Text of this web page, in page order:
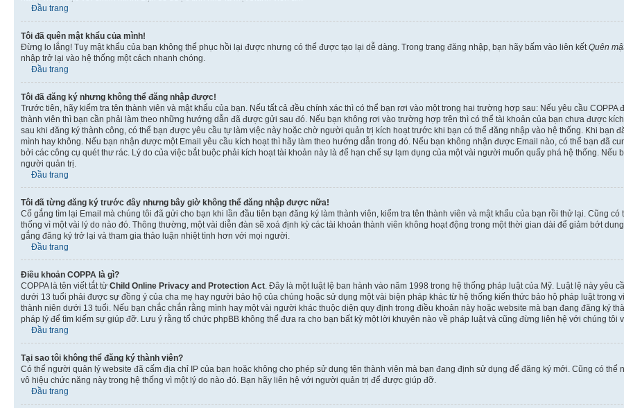
Đầu trang
Tôi đã quên mật khẩu của mình!
Đừng lo lắng! Tuy mật khẩu của bạn không thể phục hồi lại được nhưng có thể được tạo lại dễ dàng. Trong trang đăng nhập, bạn hãy bấm vào liên kết Quên
nhập trở lại vào hệ thống một cách nhanh chóng.
Đầu trang
Tôi đã đăng ký nhưng không thể đăng nhập được!
Trước tiên, hãy kiểm tra tên thành viên và mật khẩu của bạn. Nếu tất cả đều chính xác thì có thể bạn rơi vào một trong hai trường hợp sau: Nếu yêu cầu
thành viên thì bạn cần phải làm theo những hướng dẫn đã được gửi sau đó. Nếu bạn không rơi vào trường hợp trên thì có thể tài khoản của bạn chưa được
sau khi đăng ký thành công, có thể bạn được yêu cầu tự làm việc này hoặc chờ người quản trị kích hoạt trước khi bạn có thể đăng nhập vào hệ thống. Khi bạn
mình hay không. Nếu bạn nhận được một Email yêu cầu kích hoạt thì hãy làm theo hướng dẫn trong đó. Nếu bạn không nhận được Email nào, có thể bạn đã
bởi các công cụ quét thư rác. Lý do của việc bắt buộc phải kích hoạt tài khoản này là để hạn chế sự lạm dụng của một vài người muốn quấy phá hệ thống.
người quản trị.
Đầu trang
Tôi đã từng đăng ký trước đây nhưng bây giờ không thể đăng nhập được nữa!
Cố gắng tìm lại Email mà chúng tôi đã gửi cho bạn khi lần đầu tiên bạn đăng ký làm thành viên, kiểm tra tên thành viên và mật khẩu của bạn rồi thử lại. Cũng
thống vì một vài lý do nào đó. Thông thường, một vài diễn đàn sẽ xoá định kỳ các tài khoản thành viên không hoạt động trong một thời gian dài để giảm bớt
gắng đăng ký trở lại và tham gia thảo luận nhiệt tình hơn với mọi người.
Đầu trang
Điều khoản COPPA là gì?
COPPA là tên viết tắt từ Child Online Privacy and Protection Act . Đây là một luật lệ ban hành vào năm 1998 trong hệ thống pháp luật của Mỹ. Luật lệ này yêu
dưới 13 tuổi phải được sự đồng ý của cha mẹ hay người bảo hộ của chúng hoặc sử dụng một vài biện pháp khác từ hệ thống kiến thức bảo hộ pháp luật trong
thành niên dưới 13 tuổi. Nếu bạn chắc chắn rằng mình hay một vài người khác thuộc diện quy định trong điều khoản này hoặc website mà bạn đang đăng ký
pháp lý để tìm kiếm sự giúp đỡ. Lưu ý rằng tổ chức phpBB không thể đưa ra cho bạn bất kỳ một lời khuyên nào về pháp luật và cũng đừng liên hệ với chúng tôi
Đầu trang
Tại sao tôi không thể đăng ký thành viên?
Có thể người quản lý website đã cấm địa chỉ IP của bạn hoặc không cho phép sử dụng tên thành viên mà bạn đang định sử dụng để đăng ký mới. Cũng có
vô hiệu chức năng này trong hệ thống vì một lý do nào đó. Bạn hãy liên hệ với người quản trị để được giúp đỡ.
Đầu trang